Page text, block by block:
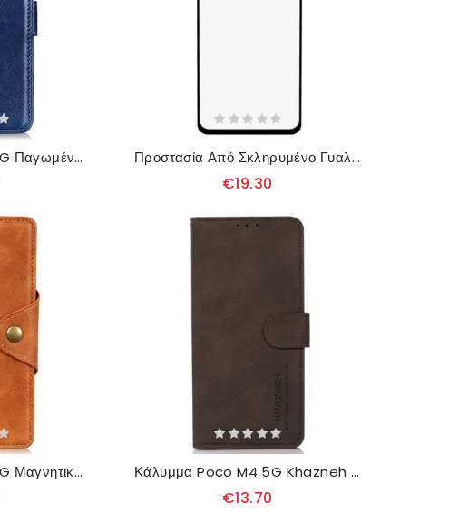
Κάλυμμα Poco M4 5G Παγωμένη Φινέτσα Προστασία Από Σκληρυμένο Γυαλί Μαύρου Περιγράμματος Για Poco M4 5G
€19.30
Κάλυμμα Poco M4 5G Μαγνητικό Κουμπί Από Συνθετικό Δέρμα Κάλυμμα Poco M4 5G Khazneh Δερμάτινο Εφέ
€13.70